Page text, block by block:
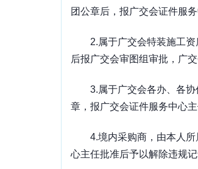
团公章后，报广交会证件服
2.属于广交会特装施工
后报广交会审图组审批，广
3.属于广交会各办、各
章，报广交会证件服务中心
4.境内采购商，由本人
心主任批准后予以解除违规